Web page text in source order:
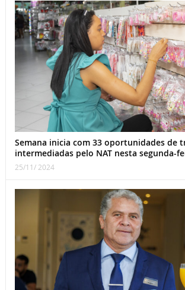
Semana inicia com 33 oportunidades de
intermediadas pelo NAT nesta segunda-
25/11/ 2024